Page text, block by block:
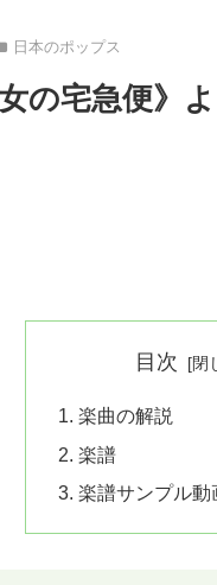
日本のポップス
の宅急便》
目次
楽曲の解説
楽譜
楽譜サンプル動